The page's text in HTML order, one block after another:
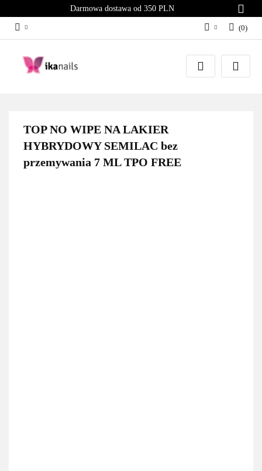
Darmowa dostawa od 350 PLN
Zaloguj się
Załóż konto
(0)
TOP NO WIPE NA LAKIER
HYBRYDOWY SEMILAC bez
przemywania 7 ML TPO FREE